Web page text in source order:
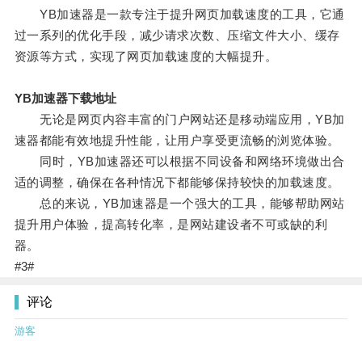
YB加速器是一款专注于提升网页加载速度的工具，它通
过一系列的优化手段，减少请求次数、压缩文件大小、缓存
资源等方式，实现了网页加载速度的大幅提升。
YB加速器下载地址
无论是网页内容丰富的门户网站还是移动端应用，YB加
速器都能有效地提升性能，让用户享受更流畅的浏览体验。
同时，YB加速器还可以根据不同设备和网络环境做出合
适的调整，确保在各种情况下都能够保持较快的加载速度。
总的来说，YB加速器是一个强大的工具，能够帮助网站
提升用户体验，提高转化率，是网站建设者不可或缺的利
器。
#3#
评论
游客